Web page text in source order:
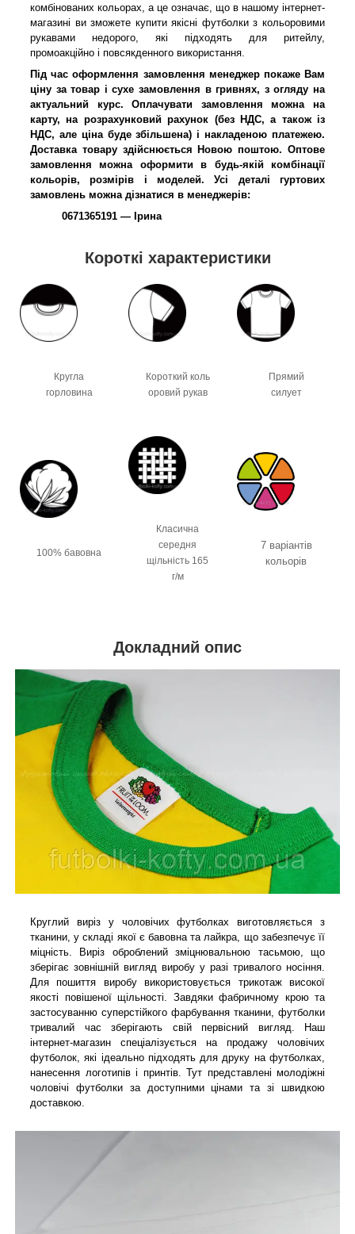
комбінованих кольорах, а це означає, що в нашому інтернет-
магазині ви зможете купити якісні футболки з кольоровими
рукавами недорого, які підходять для ритейлу,
промоакційно і повсякденного використання.
Під час оформлення замовлення менеджер покаже Вам
ціну за товар і сухе замовлення в гривнях, з огляду на
актуальний курс. Оплачувати замовлення можна на
карту, на розрахунковий рахунок (без НДС, а також із
НДС, але ціна буде збільшена) і накладеною платежею.
Доставка товару здійснюється Новою поштою. Оптове
замовлення можна оформити в будь-якій комбінації
кольорів, розмірів і моделей. Усі деталі гуртових
замовлень можна дізнатися в менеджерів:
0671365191 — Ірина
Короткі характеристики
Кругла
горловина
Короткий коль
оровий рукав
Прямий
силует
100% бавовна
Класична
середня
щільність 165
г/м
7 варіантів
кольорів
Докладний опис
Круглий виріз у чоловічих футболках виготовляється з
тканини, у складі якої є бавовна та лайкра, що забезпечує її
міцність. Виріз оброблений зміцнювальною тасьмою, що
зберігає зовнішній вигляд виробу у разі тривалого носіння.
Для пошиття виробу використовується трикотаж високої
якості повішеної щільності. Завдяки фабричному крою та
застосуванню суперстійкого фарбування тканини, футболки
тривалий час зберігають свій первісний вигляд. Наш
інтернет-магазин спеціалізується на продажу чоловічих
футболок, які ідеально підходять для друку на футболках,
нанесення логотипів і принтів. Тут представлені молодіжні
чоловічі футболки за доступними цінами та зі швидкою
доставкою.